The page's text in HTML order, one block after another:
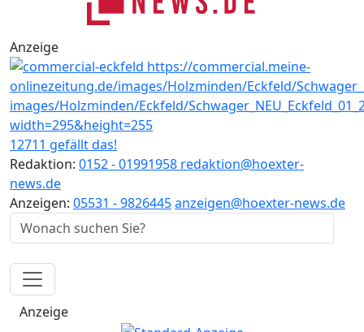
Anzeige
12711 gefällt das!
Redaktion: 0152 - 01991958 redaktion@hoexter-
news.de
Anzeigen: 05531 - 9826445anzeigen@hoexter-news.de
Anzeige